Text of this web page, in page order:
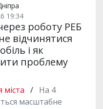
19:34
роботу РЕБ
відчинятися
і як
проблему
міста / На 4
масштабне